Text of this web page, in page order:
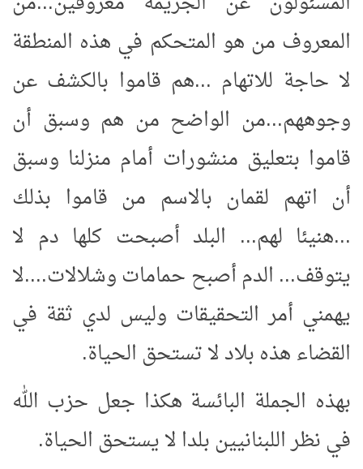
المعروف من هو المتحكم في هذه المنطقة
لا حاجة للاتهام ...هم قاموا بالكشف عن
وجوههم...من الواضح من هم وسبق أن
قاموا بتعليق منشورات أمام منزلنا وسبق
أن اتهم لقمان بالاسم من قاموا بذلك
...هنيئا لهم... البلد أصبحت كلها دم لا
يتوقف... الدم أصبح حمامات وشلالات....لا
يهمني أمر التحقيقات وليس لدي ثقة في
القضاء هذه بلاد لا تستحق الحياة.
بهذه الجملة البائسة هكذا جعل حزب الله
في نظر اللبنانيين بلدا لا يستحق الحياة.